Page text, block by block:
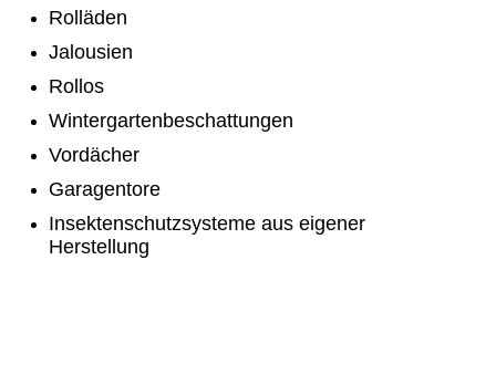
Rolläden
Jalousien
Rollos
Wintergartenbeschattungen
Vordächer
Garagentore
Insektenschutzsysteme aus eigener
Herstellung